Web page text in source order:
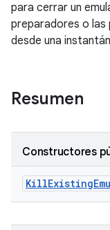
para cerrar un
preparadores o las
desde una
Resumen
Constructores
KillExisting